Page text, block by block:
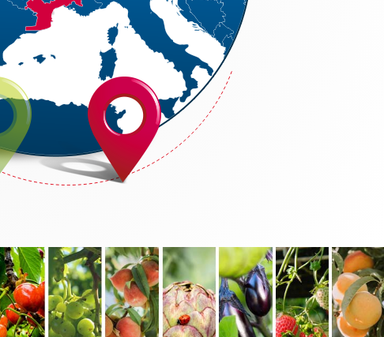
- Fax +33 (0)4.68.56.48.57
34311533300027